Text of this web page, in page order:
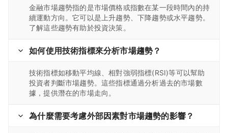
金融市場趨勢指的是市場價格或指數在某一段時間內的持
續運動方向。它可以是上升趨勢、下降趨勢或水平趨勢。
了解這些趨勢有助於投資決策。
如何使用技術指標來分析市場趨勢？
技術指標如移動平均線、相對強弱指標(RSI)等可以幫助
投資者判斷市場趨勢。這些指標通過分析過去的市場數
據，提供潛在的市場走向。
為什麼需要考慮外部因素對市場趨勢的影響？